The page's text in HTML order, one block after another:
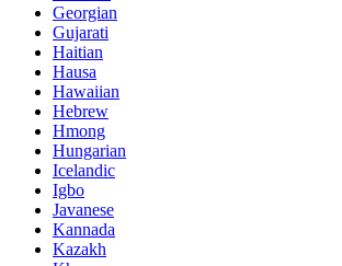
Georgian
Gujarati
Haitian
Hausa
Hawaiian
Hebrew
Hmong
Hungarian
Icelandic
Igbo
Javanese
Kannada
Kazakh